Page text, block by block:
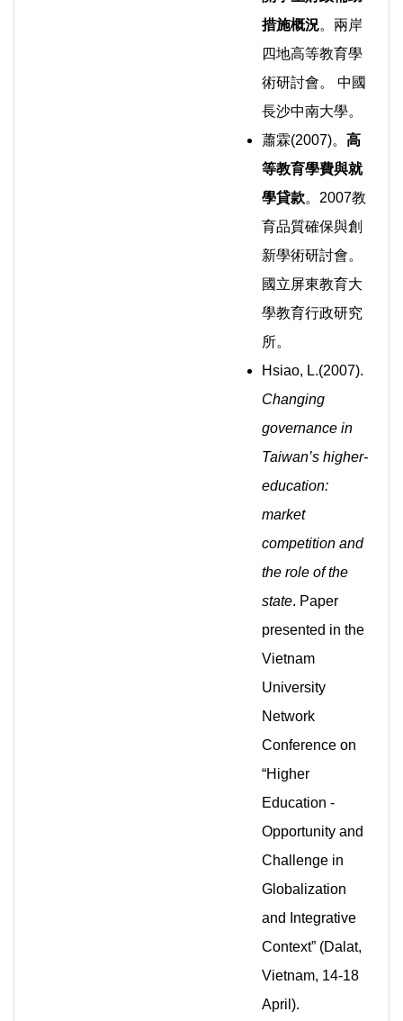
措施概況。兩岸
四地高等教育學
術研討會。 中國
長沙中南大學。
蕭霖(2007)。 高
等教育學費與就
學貸款。2007教
育品質確保與創
新學術研討會。
國立屏東教育大
學教育行政研究
所。
Hsiao, L.(2007).
Changing
governance in
Taiwan’s higher-
education:
market
competition and
the role of the
state. Paper
presented in the
Vietnam
University
Network
Conference on
“Higher
Education -
Opportunity and
Challenge in
Globalization
and Integrative
Context” (Dalat,
Vietnam, 14-18
April).